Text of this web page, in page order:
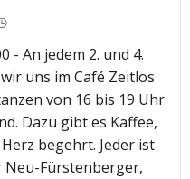
- An jedem 2. und 4.
uns im Café Zeitlos
von 16 bis 19 Uhr
Dazu gibt es Kaffee,
begehrt. Jeder ist
Neu-Fürstenberger,